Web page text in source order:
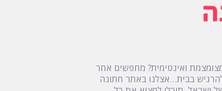
ואינטימית? מחפשים אחר
בבית...אצלנו באתר חתונה